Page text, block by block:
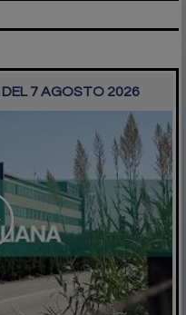
DEL 7 AGOSTO 2026